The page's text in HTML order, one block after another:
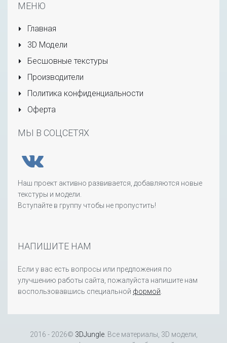
МЕНЮ
Главная
3D Модели
Бесшовные текстуры
Производители
Политика конфиденциальности
Оферта
МЫ В СОЦСЕТЯХ
Наш проект активно развивается, добавляются новые
текстуры и модели.
Вступайте в группу чтобы не пропустить!
НАПИШИТЕ НАМ
Если у вас есть вопросы или предложения по
улучшению работы сайта, пожалуйста напишите нам
воспользовавшись специальной формой
2016 - 2026© 3DJungle. Все материалы, 3D модели,